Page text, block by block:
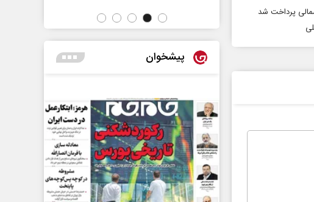
پیشخوان